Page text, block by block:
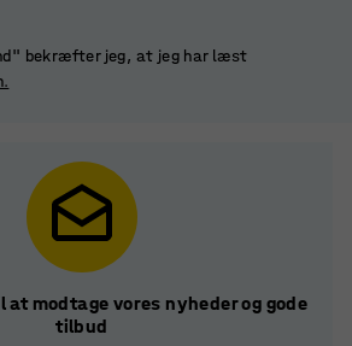
bekræfter jeg, at jeg har læst
modtage vores nyheder og gode
tilbud